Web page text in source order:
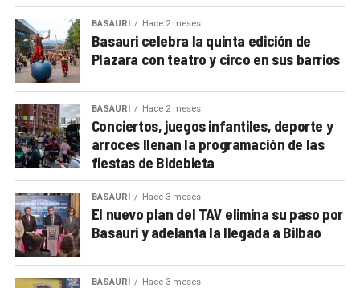
BASAURI Hace 2 meses
Basauri celebra la quinta edición de
Plazara con teatro y circo en sus barrios
BASAURI Hace 2 meses
Conciertos, juegos infantiles, deporte y
arroces llenan la programación de las
fiestas de Bidebieta
BASAURI Hace 3 meses
El nuevo plan del TAV elimina su paso por
Basauri y adelanta la llegada a Bilbao
BASAURI Hace 3 meses